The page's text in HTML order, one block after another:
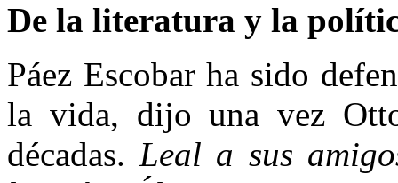
De la literatura y la
Páez Escobar ha sido
la vida, dijo una vez
décadas.Leal a sus